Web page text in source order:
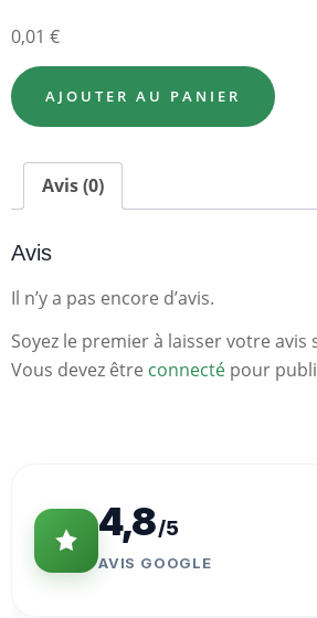
0,01 €
AJOUTER AU PANIER
Avis (0)
Avis
Il n’y a pas encore d’avis.
Soyez le premier à laisser votre avis
Vous devez être connecté pour
4,8/5
AVIS GOOGLE